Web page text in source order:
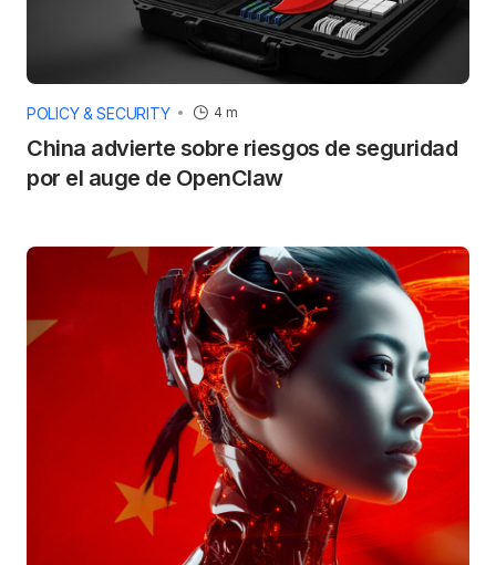
POLICY & SECURITY 4 m
China advierte sobre riesgos de seguridad
por el auge de OpenClaw